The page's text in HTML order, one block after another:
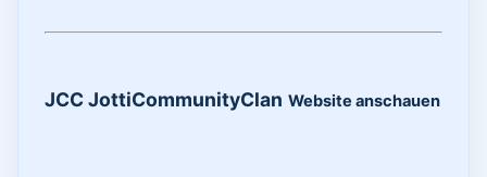
JCC JottiCommunityClan Website anschauen